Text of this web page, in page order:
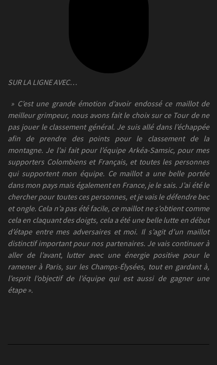
SUR LA LIGNE AVEC…
» C’est une grande émotion d’avoir endossé ce maillot de
meilleur grimpeur, nous avons fait le choix sur ce Tour de ne
pas jouer le classement général. Je suis allé dans l’échappée
afin de prendre des points pour le classement de la
montagne. Je l’ai fait pour l’équipe Arkéa-Samsic, pour mes
supporters Colombiens et Français, et toutes les personnes
qui supportent mon équipe. Ce maillot a une belle portée
dans mon pays mais également en France, je le sais. J’ai été le
chercher pour toutes ces personnes, et je vais le défendre bec
et ongle. Cela n’a pas été facile, ce maillot ne s’obtient comme
cela en claquant des doigts, cela a été une belle lutte en début
d’étape entre mes adversaires et moi. Il s’agit d’un maillot
distinctif important pour nos partenaires. Je vais continuer à
aller de l’avant, lutter avec une énergie positive pour le
ramener à Paris, sur les Champs-Élysées, tout en gardant à,
l’esprit l’objectif de l’équipe qui est aussi de gagner une
étape ».